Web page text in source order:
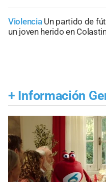
Violencia Un partido de
un joven herido en
+ Información